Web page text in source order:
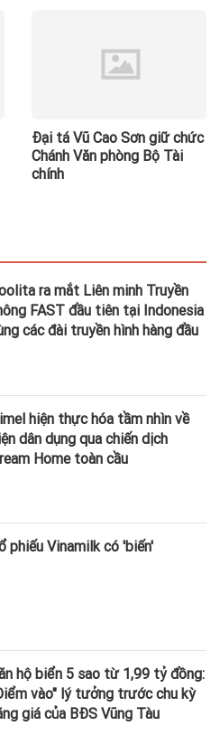
Đại tá Vũ Cao Sơn giữ chức
Chánh Văn phòng Bộ Tài
chính
ra mắt Liên minh Truyền
FAST đầu tiên tại Indonesia
các đài truyền hình hàng đầu
hiện thực hóa tầm nhìn về
dân dụng qua chiến dịch
Home toàn cầu
phiếu Vinamilk có 'biến'
hộ biển 5 sao từ 1,99 tỷ đồng:
vào" lý tưởng trước chu kỳ
giá của BĐS Vũng Tàu